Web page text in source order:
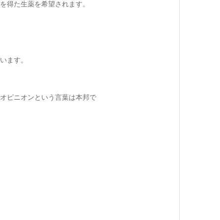
得た生薬を希望されます。
ます。
ピニオンという言葉は本邦で